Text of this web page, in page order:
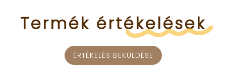
Termék értékelések
ÉRTÉKELÉS BEKÜLDÉSE